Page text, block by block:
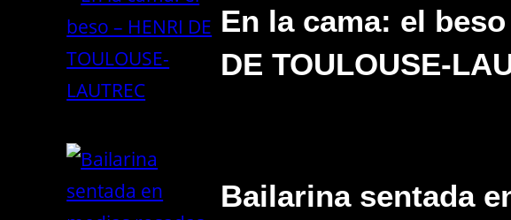
En la cama: el beso
DE TOULOUSE-
Bailarina sentada